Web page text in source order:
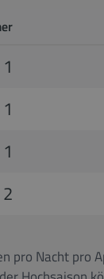
1
1
1
2
pro Nacht